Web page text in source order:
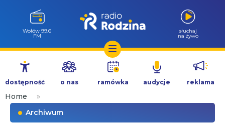
Przejdź
treści
Wołów 99.6
FM
słuchaj
na żywo
dostępność o nas ramówka audycje reklama
Home
»
Archiwum